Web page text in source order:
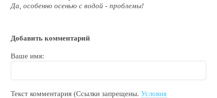
Да, особенно осенью с водой - проблемы!
Добавить комментарий
Ваше имя:
Текст комментария (Ссылки запрещены.Условия